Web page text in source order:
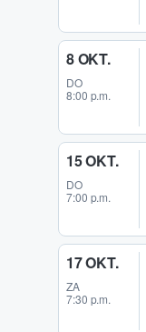
8 OKT.
DO
8:00 p.m.
15 OKT.
DO
7:00 p.m.
17 OKT.
ZA
7:30 p.m.